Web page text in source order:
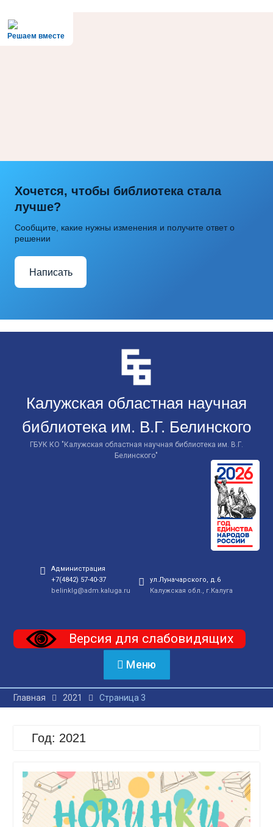
Решаем вместе
Хочется, чтобы библиотека стала
лучше?
Сообщите, какие нужны изменения и получите ответ о
решении
Написать
Калужская областная научная
библиотека им. В.Г. Белинского
ГБУК КО "Калужская областная научная библиотека им. В.Г.
Белинского"
Администрация
+7(4842) 57-40-37
belinklg@adm.kaluga.ru
ул.Луначарского, д.6
Калужская обл., г.Калуга
Версия для слабовидящих
Меню
Главная 2021 Страница 3
Год: 2021